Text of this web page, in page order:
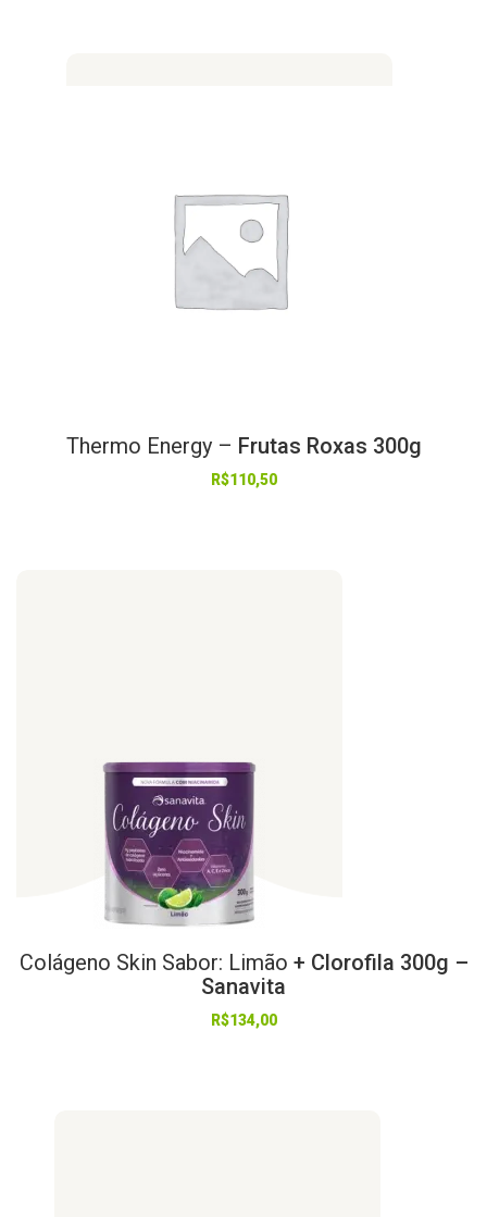
Thermo Energy – Frutas Roxas 300g
R$110,50
Colágeno Skin Sabor: Limão + Clorofila 300g –
Sanavita
R$134,00